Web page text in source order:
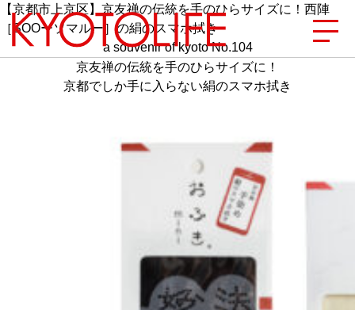
エリアから探す
地図から探す
カテゴリーから探す
【京都市上京区】京友禅の伝統を手のひらサイズに！西陣
［SOOーソマルー］の絹のスマホ拭き
a souvenir of kyoto No.104
京友禅の伝統を手のひらサイズに！
京都でしか手に入らない絹のスマホ拭き